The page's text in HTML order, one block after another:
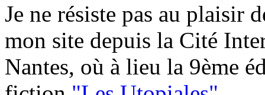
Je ne résiste pas au plaisir
mon site depuis la Cité
Nantes, où à lieu la 9ème